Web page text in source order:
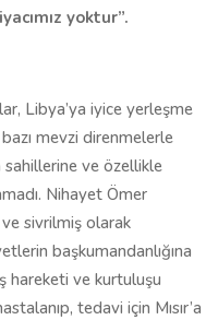
yoktur”.
Libya’ya iyice yerleşme
mevzi direnmelerle
sahillerine ve özellikle
Nihayet Ömer
ve sivrilmiş olarak
başkumandanlığına
hareketi ve kurtuluşu
tedavi için Mısır’a